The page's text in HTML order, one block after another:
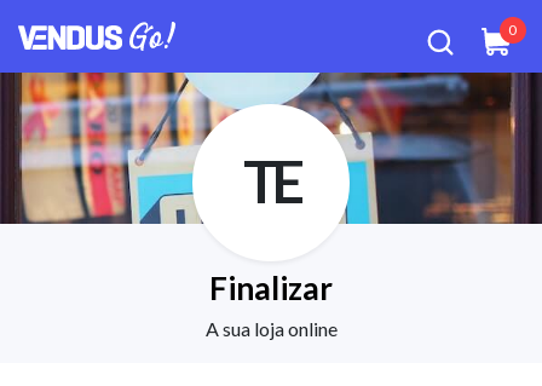
0
TE
Finalizar
A sua loja online